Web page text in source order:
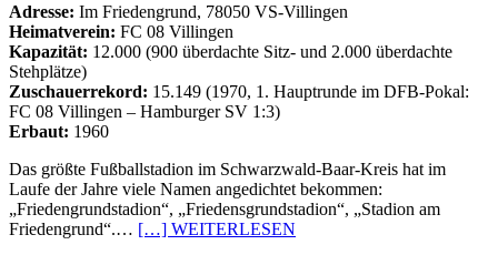
Adresse: Im Friedengrund, 78050 VS-Villingen
Heimatverein: FC 08 Villingen
Kapazität: 12.000 (900 überdachte Sitz- und 2.000 überdachte
Stehplätze)
Zuschauerrekord: 15.149 (1970, 1. Hauptrunde im DFB-Pokal:
FC 08 Villingen – Hamburger SV 1:3)
Erbaut: 1960
Das größte Fußballstadion im Schwarzwald-Baar-Kreis hat im
Laufe der Jahre viele Namen angedichtet bekommen:
„Friedengrundstadion“, „Friedensgrundstadion“, „Stadion am
Friedengrund“.… […] WEITERLESEN